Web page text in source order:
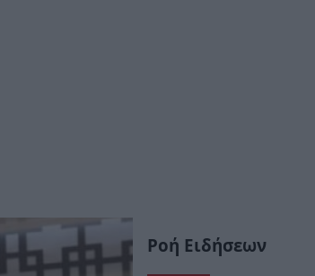
Ροή Ειδήσεων